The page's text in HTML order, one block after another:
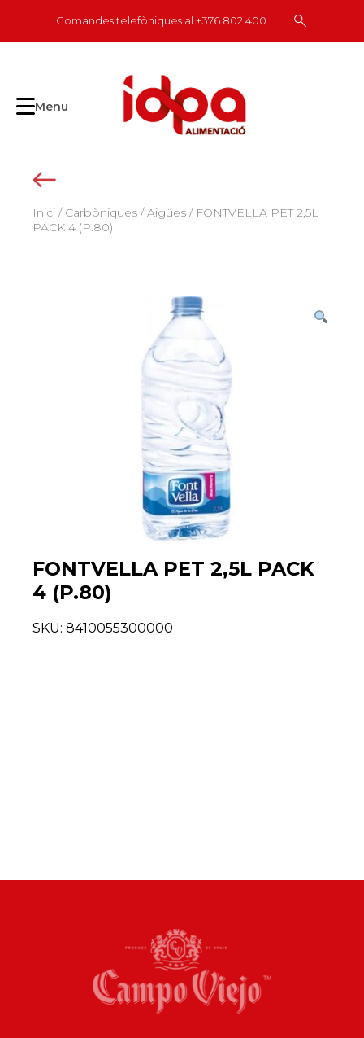
content
Comandes telefòniques al +376 802 400
Menu
Inici / Carbòniques /Aigües / FONTVELLA PET 2,5L
PACK 4 (P.80)
FONTVELLA PET 2,5L PACK
4 (P.80)
SKU: 8410055300000